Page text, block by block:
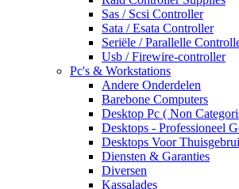
Sas / Scsi Controller
Sata / Esata Controller
Seriële / Parallelle
Usb / Firewire-controller
Pc's & Workstations
Andere Onderdelen
Barebone Computers
Desktop Pc ( Non
Desktops - Professioneel
Desktops Voor
Diensten & Garanties
Diversen
Kassalades